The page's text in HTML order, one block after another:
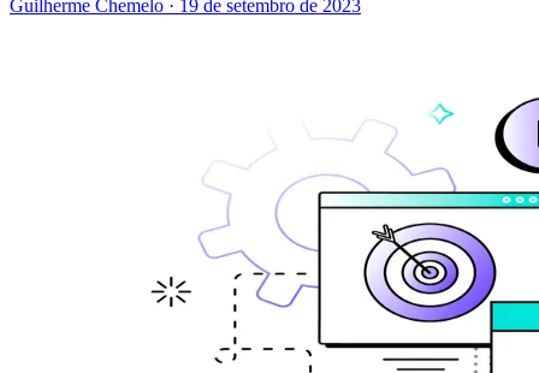
Guilherme Chemelo · 19 de setembro de 2023